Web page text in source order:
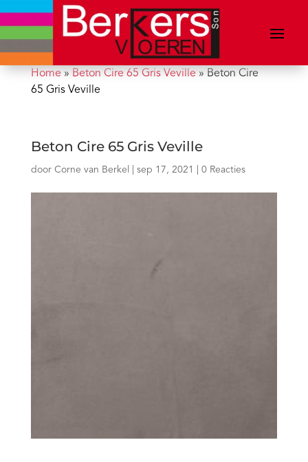
Home» Beton Cire 65 Gris Veville» Beton Cire
65 Gris Veville
Beton Cire 65 Gris Veville
door Corne van Berkel sep 17, 2021 0 Reacties